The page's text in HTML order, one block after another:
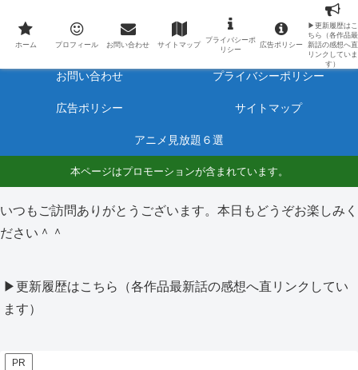
最新アニメのあらすじと感想をネタバレ有りで毎日更新しています。
ホーム プロフィール
お問い合わせ プライバシーポリシー
広告ポリシー サイトマップ
アニメ見放題６選
本ページはプロモーションが含まれています。
いつもご訪問ありがとうございます。本日もどうぞお楽しみく
ださい＾＾
▶更新履歴はこちら（各作品最新話の感想へ直リンクしてい
ます）
PR
ホーム プロフィール お問い合わせ サイトマップ
プライバシーポ
リシー
広告ポリシー
▶更新履歴はこ
ちら（各作品最
新話の感想へ直
リンクしていま
す）